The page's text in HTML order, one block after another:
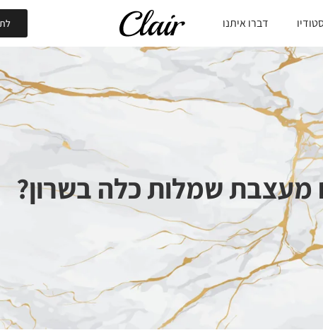
דברו איתנו
מעצבת שמלות כלה בשרון?